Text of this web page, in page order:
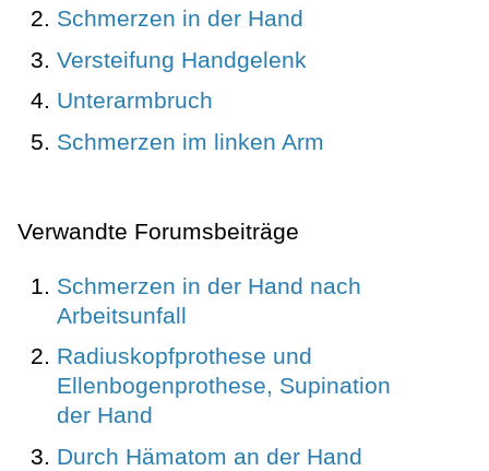
Schmerzen in der Hand
Versteifung Handgelenk
Unterarmbruch
Schmerzen im linken Arm
Verwandte Forumsbeiträge
Schmerzen in der Hand nach
Arbeitsunfall
Radiuskopfprothese und
Ellenbogenprothese, Supination
der Hand
Durch Hämatom an der Hand